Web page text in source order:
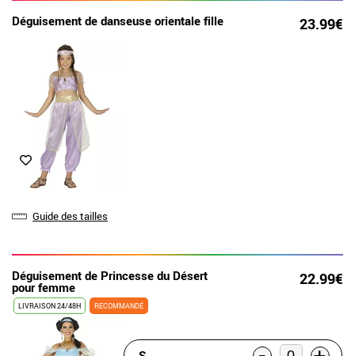
Déguisement de danseuse orientale fille 23.99€
Guide des tailles
Déguisement de Princesse du Désert
pour femme 22.99€
LIVRAISON 24/48H RECOMMANDÉ